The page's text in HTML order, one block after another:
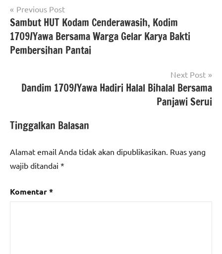
Navigasi
pos
Previous Post
Sambut HUT Kodam Cenderawasih, Kodim
1709/Yawa Bersama Warga Gelar Karya Bakti
Pembersihan Pantai
Next Post
Dandim 1709/Yawa Hadiri Halal Bihalal Bersama
Panjawi Serui
Tinggalkan Balasan
Alamat email Anda tidak akan dipublikasikan. Ruas yang
wajib ditandai *
Komentar*